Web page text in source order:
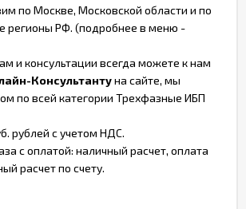
по Москве, Московской области и по
регионы РФ. (подробнее в меню -
и консультации всегда можете к нам
Консультантуна сайте, мы
по всей категории Трехфазные ИБП
рублей с учетом НДС.
с оплатой: наличный расчет, оплата
расчет по счету.